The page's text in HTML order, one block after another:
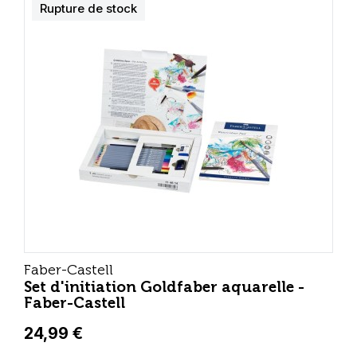
Faber-Castell
Set d'initiation Goldfaber aquarelle -
Faber-Castell
24,99 €
Rupture de stock